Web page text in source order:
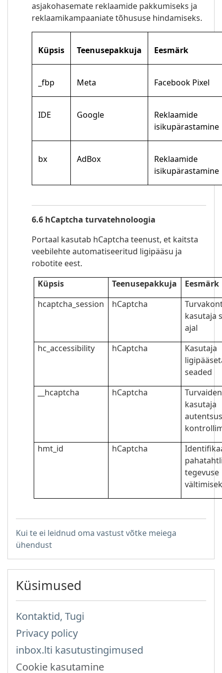
asjakohasemate reklaamide pakkumiseks ja
reklaamikampaaniate tõhususe hindamiseks.
Küpsis Teenusepakkuja Eesmärk
_fbp Meta Facebook Pixel
IDE Google
Reklaamide
isikupärastamine
bx AdBox
Reklaamide
isikupärastamine
6.6 hCaptcha turvatehnoloogia
Portaal kasutab hCaptcha teenust, et kaitsta
veebilehte automatiseeritud ligipääsu ja
robotite eest.
Küpsis
Teenusepakkuja
Eesmärk
hcaptcha_session
hCaptcha
kasutaja
ajal
hc_accessibility
hCaptcha
Kasutaja
seaded
__hcaptcha
hCaptcha
kasutaja
hmt_id
hCaptcha
tegevuse
Kui te ei leidnud oma vastust võtke meiega
ühendust
Küsimused
Kontaktid, Tugi
Privacy policy
inbox.lti kasutustingimused
Cookie kasutamine